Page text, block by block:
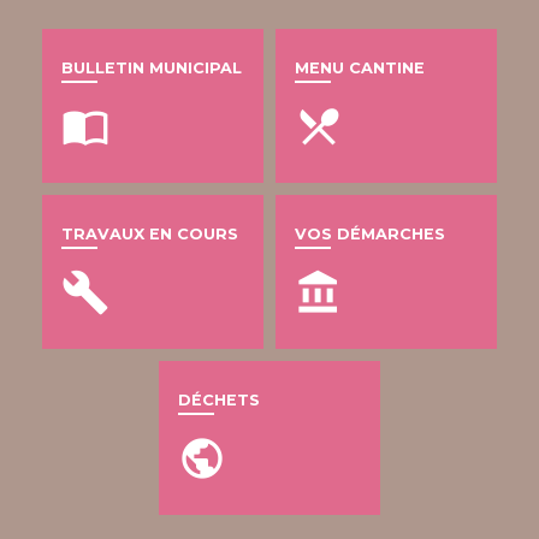
BULLETIN MUNICIPAL
import_contacts
MENU CANTINE
local_dining
TRAVAUX EN COURS
build
VOS DÉMARCHES
account_balance
DÉCHETS
public